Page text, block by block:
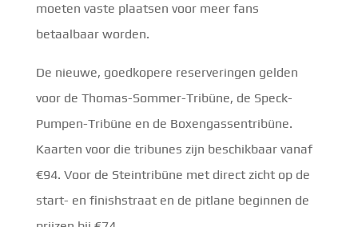
moeten vaste plaatsen voor meer fans
betaalbaar worden.
De nieuwe, goedkopere reserveringen gelden
voor de Thomas-Sommer-Tribüne, de Speck-
Pumpen-Tribüne en de Boxengassentribüne.
Kaarten voor die tribunes zijn beschikbaar vanaf
€94. Voor de Steintribüne met direct zicht op de
start- en finishstraat en de pitlane beginnen de